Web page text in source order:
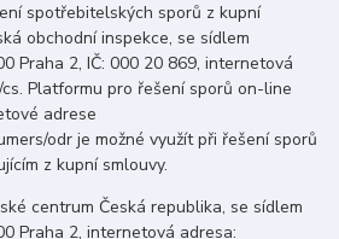
spotřebitelských sporů z kupní
obchodní inspekce, se sídlem
Praha 2, IČ: 000 20 869, internetová
Platformu pro řešení sporů on-line
adrese
odr je možné využít při řešení sporů
z kupní smlouvy.
centrum Česká republika, se sídlem
Praha 2, internetová adresa: